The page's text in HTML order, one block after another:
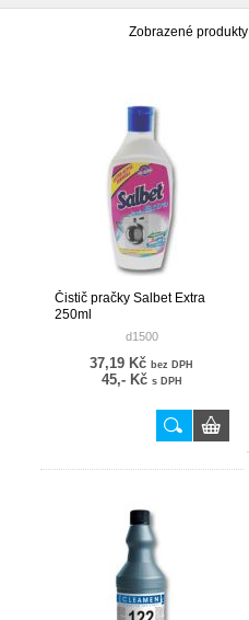
Zobrazené produkty
Čistič pračky Salbet Extra
250ml
d1500
37,19 Kč bez DPH
45,- Kč s DPH